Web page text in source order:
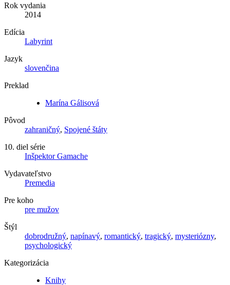
Rok vydania
2014
Edícia
Labyrint
Jazyk
slovenčina
Preklad
Marína Gálisová
Pôvod
zahraničný, Spojené štáty
10. diel série
Inšpektor Gamache
Vydavateľstvo
Premedia
Pre koho
pre mužov
Štýl
dobrodružný, napínavý, romantický, tragický, mysteriózny,
psychologický
Kategorizácia
Knihy